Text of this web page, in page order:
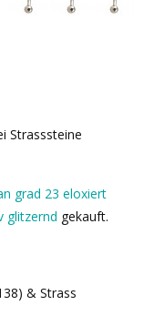
Strasssteine
grad 23 eloxiert
glitzernd gekauft.
& Strass